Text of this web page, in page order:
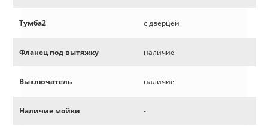
Тумба2 с дверцей
Фланец под вытяжку наличие
Выключатель наличие
Наличие мойки -